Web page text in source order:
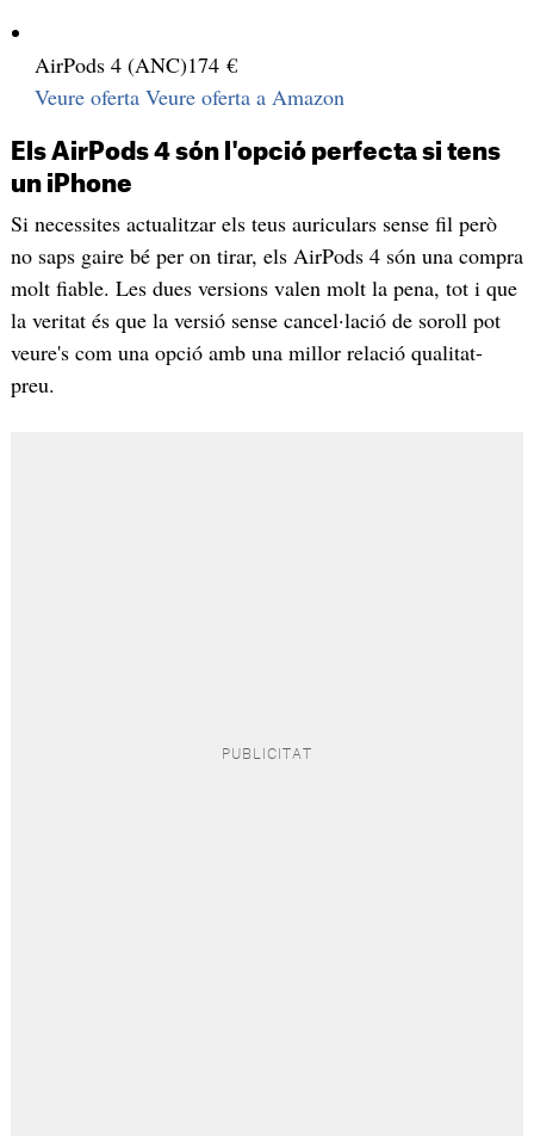
AirPods 4 (ANC)174 €
Veure oferta Veure oferta a Amazon
Els AirPods 4 són l'opció perfecta si tens
un iPhone
Si necessites actualitzar els teus auriculars sense fil però
no saps gaire bé per on tirar, els AirPods 4 són una compra
molt fiable. Les dues versions valen molt la pena, tot i que
la veritat és que la versió sense cancel·lació de soroll pot
veure's com una opció amb una millor relació qualitat-
preu.